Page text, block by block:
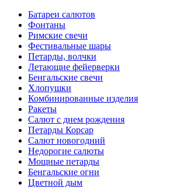
Батареи салютов
Фонтаны
Римские свечи
Фестивальные шары
Петарды, волчки
Летающие фейерверки
Бенгальские свечи
Хлопушки
Комбинированные изделия
Ракеты
Салют с днем рождения
Петарды Корсар
Салют новогодний
Недорогие салюты
Мощные петарды
Бенгальские огни
Цветной дым